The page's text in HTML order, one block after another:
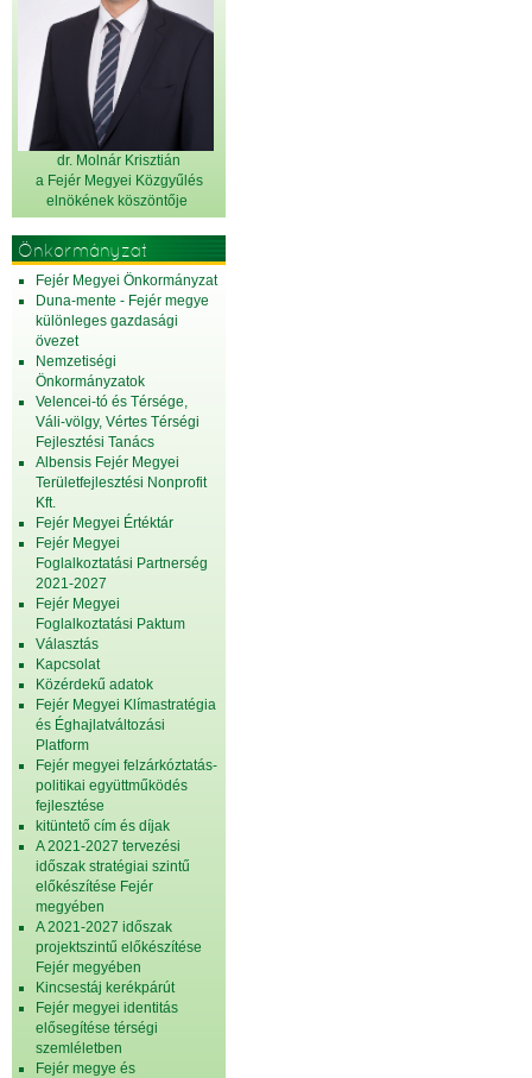
dr. Molnár Krisztián
a Fejér Megyei Közgyűlés
elnökének köszöntője
Önkormányzat
Fejér Megyei Önkormányzat
Duna-mente - Fejér megye
különleges gazdasági
övezet
Nemzetiségi
Önkormányzatok
Velencei-tó és Térsége,
Váli-völgy, Vértes Térségi
Fejlesztési Tanács
Albensis Fejér Megyei
Területfejlesztési Nonprofit
Kft.
Fejér Megyei Értéktár
Fejér Megyei
Foglalkoztatási Partnerség
2021-2027
Fejér Megyei
Foglalkoztatási Paktum
Választás
Kapcsolat
Közérdekű adatok
Fejér Megyei Klímastratégia
és Éghajlatváltozási
Platform
Fejér megyei felzárkóztatás-
politikai együttműködés
fejlesztése
kitüntető cím és díjak
A 2021-2027 tervezési
időszak stratégiai szintű
előkészítése Fejér
megyében
A 2021-2027 időszak
projektszintű előkészítése
Fejér megyében
Kincsestáj kerékpárút
Fejér megyei identitás
elősegítése térségi
szemléletben
Fejér megye és